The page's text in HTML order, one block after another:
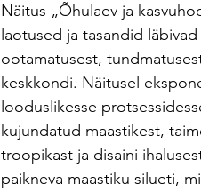
Näitus „Õhulaev ja
laotused ja tasandid
ootamatusest,
keskkondi. Näitusel
looduslikesse
kujundatud maastikest,
troopikast ja disaini
paikneva maastiku silueti,